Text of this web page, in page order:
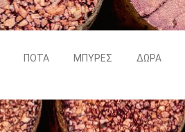
ΠΟΤΆ ΜΠΎΡΕΣ ΔΏΡΑ